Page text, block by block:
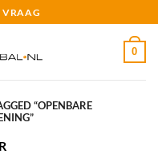
VRAAG
0
“OPENBARE